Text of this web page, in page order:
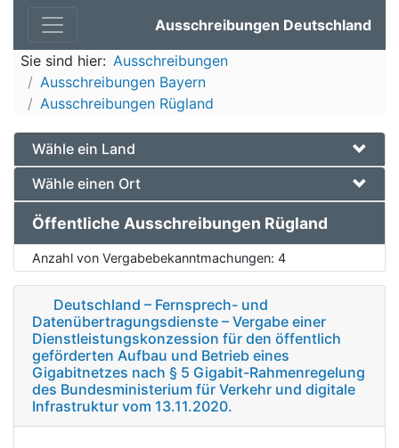
Ausschreibungen Deutschland
Sie sind hier: Ausschreibungen
Ausschreibungen Bayern
Ausschreibungen Rügland
Wähle ein Land
Wähle einen Ort
Öffentliche Ausschreibungen Rügland
Anzahl von Vergabebekanntmachungen: 4
Deutschland – Fernsprech- und
Datenübertragungsdienste – Vergabe einer
Dienstleistungskonzession für den öffentlich
geförderten Aufbau und Betrieb eines
Gigabitnetzes nach § 5 Gigabit-Rahmenregelung
des Bundesministerium für Verkehr und digitale
Infrastruktur vom 13.11.2020.